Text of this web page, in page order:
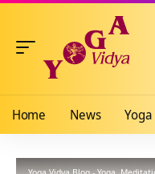
Home News